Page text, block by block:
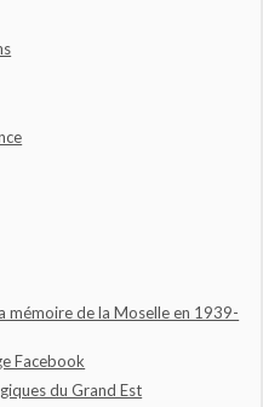
mémoire de la Moselle en 1939-
Facebook
du Grand Est